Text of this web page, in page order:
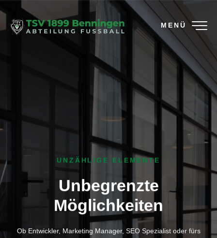
MENÜ
UNZÄHLIGE ELEMENTE
Unbegrenzte
Möglichkeiten
Ob Entwickler, Marketing Manager, SEO Spezialist oder fürs